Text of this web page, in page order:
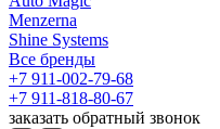
Menzerna
Shine Systems
Все бренды
+7 911-002-79-68
+7 911-818-80-67
заказать обратный звонок